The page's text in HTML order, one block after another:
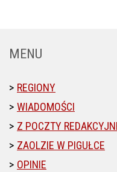
MENU
REGIONY
WIADOMOŚCI
Z POCZTY
ZAOLZIE W PIGUŁCE
OPINIE